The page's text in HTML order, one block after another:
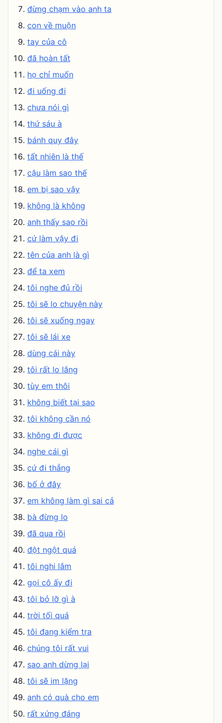
đừng chạm vào anh ta
con về muộn
tay của cô
đã hoàn tất
họ chỉ muốn
đi uống đi
chưa nói gì
thứ sáu à
bánh quy đây
tất nhiên là thế
cậu làm sao thế
em bị sao vậy
không là không
anh thấy sao rồi
cứ làm vậy đi
tên của anh là gì
để ta xem
tôi nghe đủ rồi
tôi sẽ lo chuyện này
tôi sẽ xuống ngay
tôi sẽ lái xe
dùng cái này
tôi rất lo lắng
tùy em thôi
không biết tại sao
tôi không cần nó
không đi được
nghe cái gì
cứ đi thẳng
bố ở đây
em không làm gì sai cả
bà đừng lo
đã qua rồi
đột ngột quá
tôi nghi lắm
gọi cô ấy đi
tôi bỏ lỡ gì à
trời tối quá
tôi đang kiểm tra
chúng tôi rất vui
sao anh dừng lại
tôi sẽ im lặng
anh có quà cho em
rất xứng đáng